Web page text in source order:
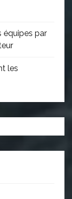
équipes par
les